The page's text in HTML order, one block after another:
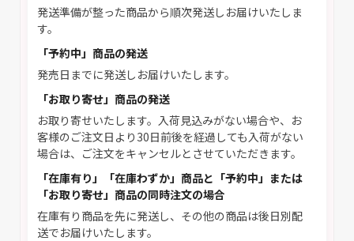
発送準備が整った商品から順次発送しお届けいたしま
す。
「予約中」商品の発送
発売日までに発送しお届けいたします。
「お取り寄せ」商品の発送
お取り寄せいたします。入荷見込みがない場合や、お
客様のご注文日より30日前後を経過しても入荷がない
場合は、ご注文をキャンセルとさせていただきます。
「在庫有り」「在庫わずか」商品と「予約中」または
「お取り寄せ」商品の同時注文の場合
在庫有り商品を先に発送し、その他の商品は後日別配
送でお届けいたします。